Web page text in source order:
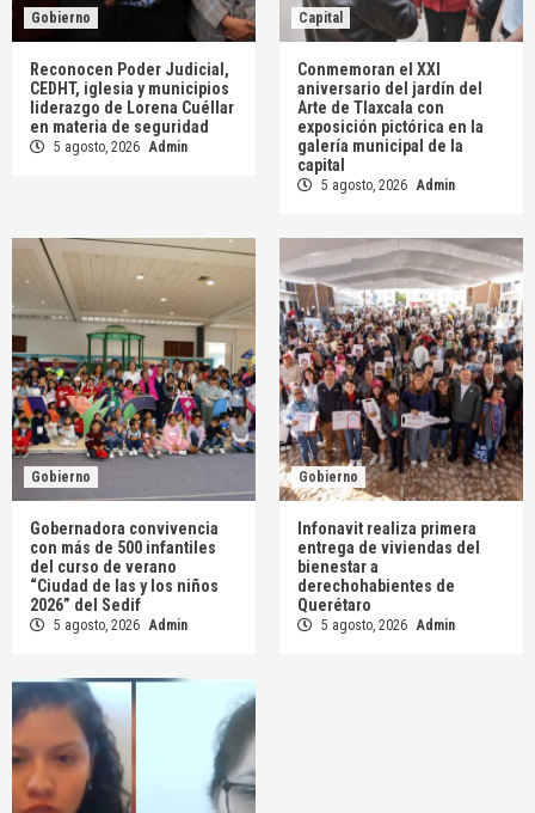
Gobierno
Reconocen Poder Judicial,
CEDHT, iglesia y municipios
liderazgo de Lorena Cuéllar
en materia de seguridad
5 agosto, 2026 Admin
Capital
Conmemoran el XXI
aniversario del jardín del
Arte de Tlaxcala con
exposición pictórica en la
galería municipal de la
capital
5 agosto, 2026 Admin
Gobierno
Gobernadora convivencia
con más de 500 infantiles
del curso de verano
“Ciudad de las y los niños
2026” del Sedif
5 agosto, 2026 Admin
Gobierno
Infonavit realiza primera
entrega de viviendas del
bienestar a
derechohabientes de
Querétaro
5 agosto, 2026 Admin